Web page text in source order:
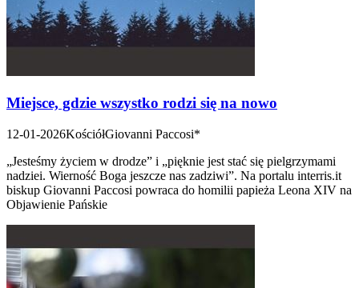
Miejsce, gdzie wszystko rodzi się na nowo
12-01-2026KościółGiovanni Paccosi*
„Jesteśmy życiem w drodze” i „pięknie jest stać się pielgrzymami
nadziei. Wierność Boga jeszcze nas zadziwi”. Na portalu interris.it
biskup Giovanni Paccosi powraca do homilii papieża Leona XIV na
Objawienie Pańskie